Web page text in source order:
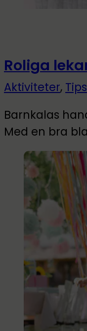
Roliga
Aktiviteter, Tips
Barnkalas
Med en bra